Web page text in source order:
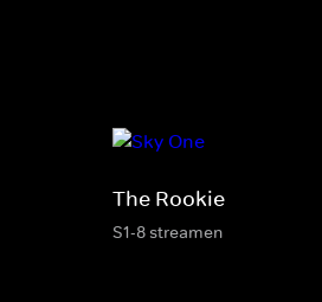
The Rookie
S1-8 streamen